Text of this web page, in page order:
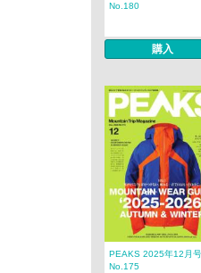
No.180
購入
PEAKS 2025年12月号
No.175